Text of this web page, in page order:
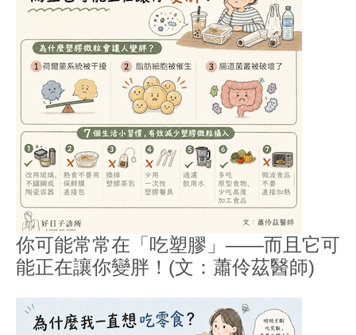
你可能常常在「吃塑膠」——而且它可
能正在讓你變胖！(文：蕭伶茲醫師)